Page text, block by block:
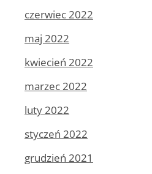
czerwiec 2022
maj 2022
kwiecień 2022
marzec 2022
luty 2022
styczeń 2022
grudzień 2021